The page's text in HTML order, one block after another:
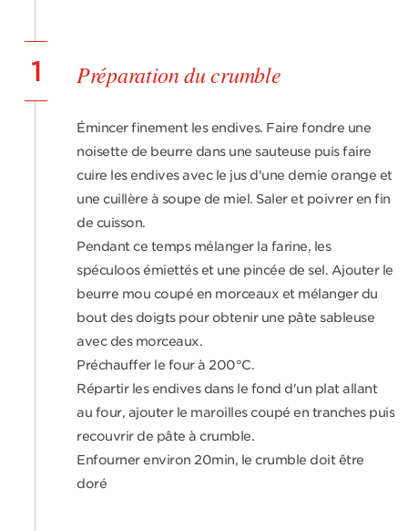
1 Préparation du crumble
Émincer finement les endives. Faire fondre une
noisette de beurre dans une sauteuse puis faire
cuire les endives avec le jus d'une demie orange et
une cuillère à soupe de miel. Saler et poivrer en fin
de cuisson.
Pendant ce temps mélanger la farine, les
spéculoos émiettés et une pincée de sel. Ajouter le
beurre mou coupé en morceaux et mélanger du
bout des doigts pour obtenir une pâte sableuse
avec des morceaux.
Préchauffer le four à 200°C.
Répartir les endives dans le fond d'un plat allant
au four, ajouter le maroilles coupé en tranches puis
recouvrir de pâte à crumble.
Enfourner environ 20min, le crumble doit être
doré